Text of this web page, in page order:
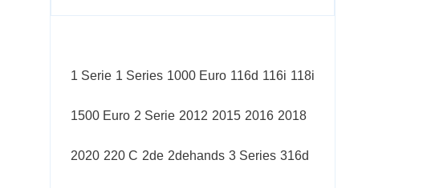
1 Serie 1 Series 1000 Euro 116d 116i 118i
1500 Euro 2 Serie 2012 2015 2016 2018
2020 220 C 2de 2dehands 3 Series 316d